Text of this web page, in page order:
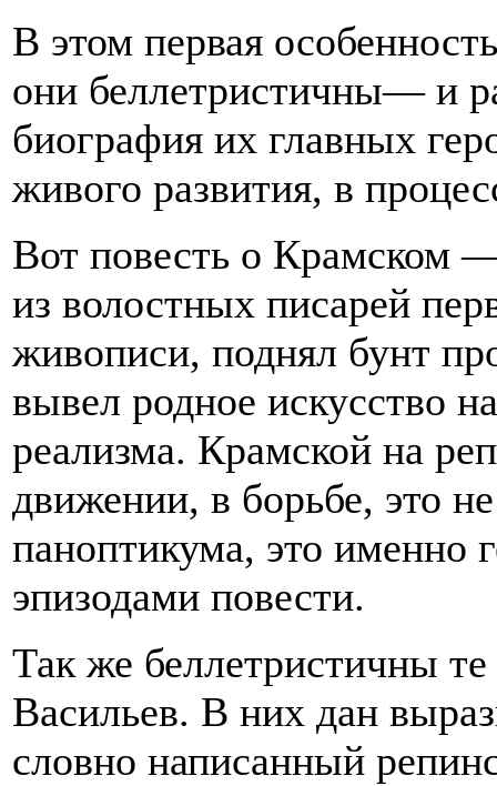
В этом первая
они беллетристичны— и
биография их главных
живого развития, в
Вот повесть о Крамском
из волостных писарей
живописи, поднял бунт
вывел родное искусство
реализма. Крамской на
движении, в борьбе, это
паноптикума, это именно
эпизодами повести.
Так же беллетристичны
Васильев. В них дан
словно написанный